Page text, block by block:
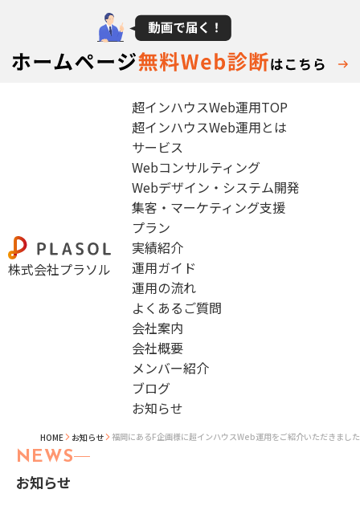
株式会社プラソル
超インハウスWeb運用TOP
超インハウスWeb運用とは
サービス
Webコンサルティング
Webデザイン・システム開発
集客・マーケティング支援
プラン
実績紹介
運用ガイド
運用の流れ
よくあるご質問
会社案内
会社概要
メンバー紹介
ブログ
お知らせ
HOME お知らせ 福岡にあるF企画様に超インハウスWeb運用をご紹介いただきました
NEWS
お知らせ